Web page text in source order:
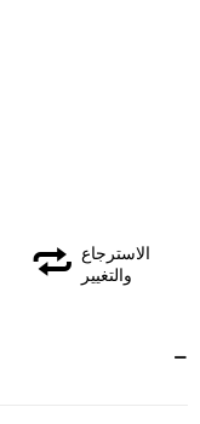
الاسترجاع
والتغيير